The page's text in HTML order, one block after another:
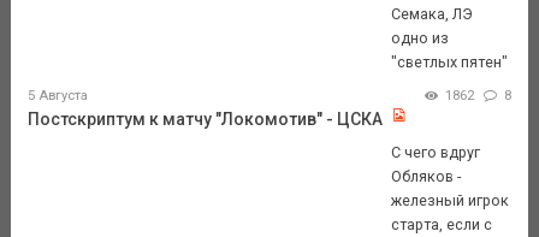
Семака, ЛЭ
одно из
"светлых пятен"
5 Августа 1862 8
Постскриптум к матчу "Локомотив" - ЦСКА
С чего вдруг
Обляков -
железный игрок
старта, если с